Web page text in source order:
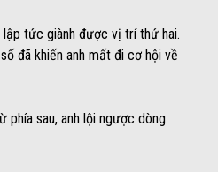
tức giành được vị trí thứ hai.
đã khiến anh mất đi cơ hội về
phía sau, anh lội ngược dòng